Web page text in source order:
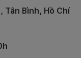
Tân Bình, Hồ Chí